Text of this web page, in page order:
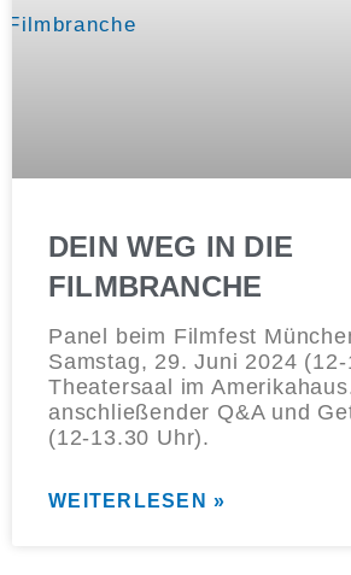
DEIN WEG IN DIE
FILMBRANCHE
Panel beim Filmfest
Samstag, 29. Juni 2024
Theatersaal im
anschließender Q&A und
(12-13.30 Uhr).
WEITERLESEN »